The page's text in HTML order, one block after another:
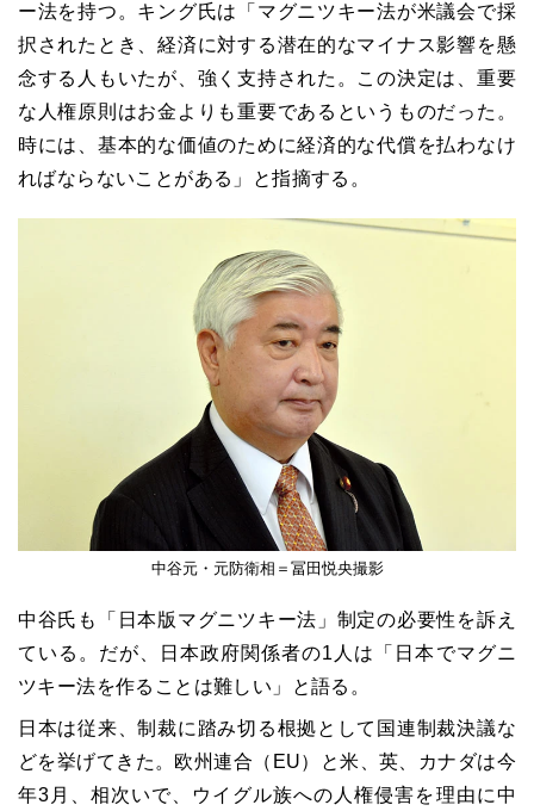
ー法を持つ。キング氏は「マグニツキー法が米議会で採
択されたとき、経済に対する潜在的なマイナス影響を懸
念する人もいたが、強く支持された。この決定は、重要
な人権原則はお金よりも重要であるというものだった。
時には、基本的な価値のために経済的な代償を払わなけ
ればならないことがある」と指摘する。
中谷元・元防衛相＝冨田悦央撮影
中谷氏も「日本版マグニツキー法」制定の必要性を訴え
ている。だが、日本政府関係者の1人は「日本でマグニ
ツキー法を作ることは難しい」と語る。
日本は従来、制裁に踏み切る根拠として国連制裁決議な
どを挙げてきた。欧州連合（EU）と米、英、カナダは今
年3月、相次いで、ウイグル族への人権侵害を理由に中